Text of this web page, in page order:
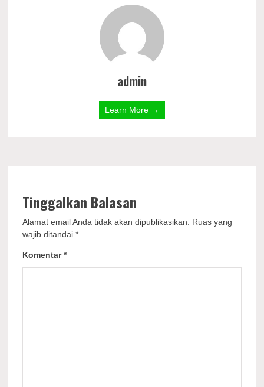
admin
Learn More →
Tinggalkan Balasan
Alamat email Anda tidak akan dipublikasikan.
Ruas yang
wajib ditandai*
Komentar*